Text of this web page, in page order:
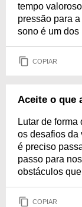
tempo
pressão para
sono é um dos
COPIAR
Aceite o que
Lutar de
os desafios da
é preciso
passo para
obstáculos
COPIAR